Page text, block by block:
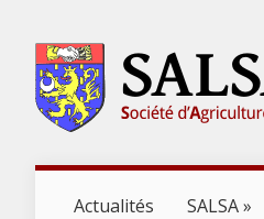
Actualités SALSA